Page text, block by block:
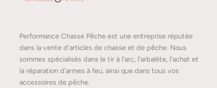
Performance Chasse Pêche est une entreprise réputée
dans la vente d'articles de chasse et de pêche. Nous
sommes spécialisés dans le tir à l'arc, l'arbalète, l'achat et
la réparation d'armes à feu, ainsi que dans tous vos
accessoires de pêche.